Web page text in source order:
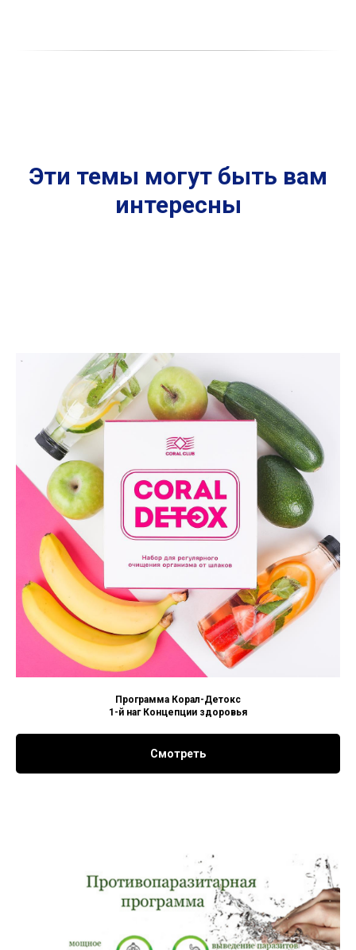
Эти темы могут быть вам
интересны
Программа Корал-Детокс
1-й наг Концепции здоровья
Смотреть